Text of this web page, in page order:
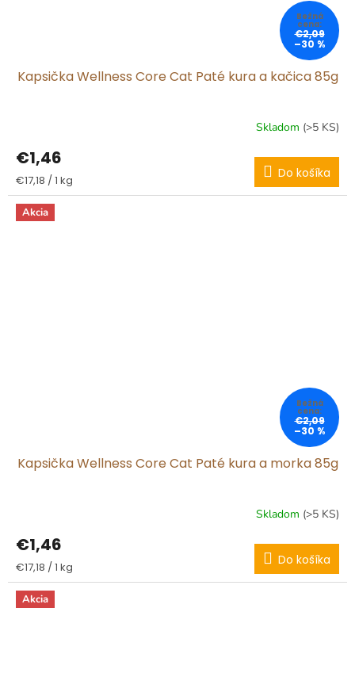
€2,09
–30 %
Kapsička Wellness Core Cat Paté kura a kačica 85g
Skladom (>5 KS)
€1,46
Jednotková
cena:
€17,18 / 1 kg Do košíka
Akcia
€2,09
–30 %
Kapsička Wellness Core Cat Paté kura a morka 85g
Skladom (>5 KS)
€1,46
Jednotková
cena:
€17,18 / 1 kg Do košíka
Akcia